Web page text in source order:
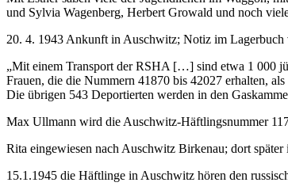
und Sylvia Wagenberg, Herbert Growald und noch
20. 4. 1943 Ankunft in Auschwitz; Notiz im Lagerbuch
„Mit einem Transport der RSHA […] sind etwa 1 000
Frauen, die die Nummern 41870 bis 42027 erhalten,
Die übrigen 543 Deportierten werden in den
Max Ullmann wird die Auschwitz-Häftlingsnummer
Rita eingewiesen nach Auschwitz Birkenau; dort
15.1.1945 die Häftlinge in Auschwitz hören den